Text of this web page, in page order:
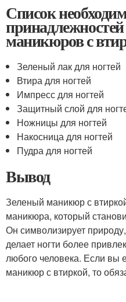
Список
маникюров с
Зеленый лак для ногтей
Втира для ногтей
Импресс для ногтей
Защитный слой для
Ножницы для ногтей
Накосница для ногтей
Пудра для ногтей
Вывод
Зеленый маникюр с
маникюра, который
Он символизирует
делает ногти более
любого человека. Если вы
маникюр с втиркой, то